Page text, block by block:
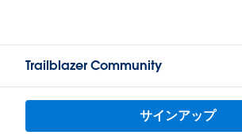
Trailblazer Community
サインアップ